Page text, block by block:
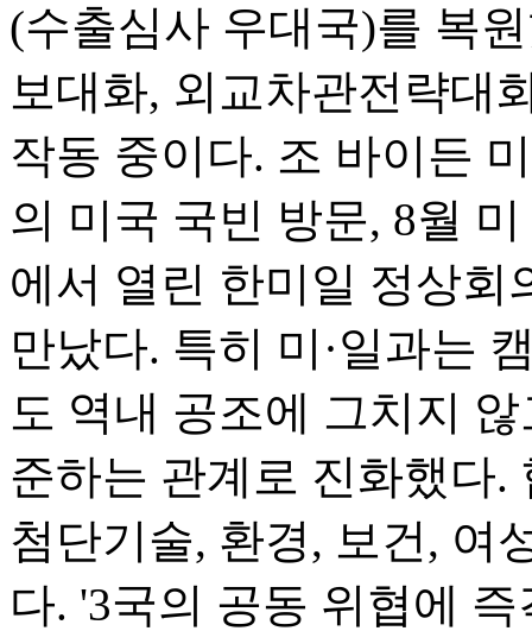
(수출심사 우대국)를 복
보대화, 외교차관전략대
작동 중이다. 조 바이든
의 미국 국빈 방문, 8월
에서 열린 한미일 정상회
만났다. 특히 미·일과는
도 역내 공조에 그치지
준하는 관계로 진화했다.
첨단기술, 환경, 보건, 여
다. '3국의 공동 위협에